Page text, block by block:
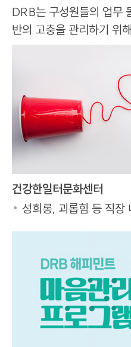
DRB는 구성원들의 업무
반의 고충을 관리하기 위
건강한일터문화센터
성희롱, 괴롭힘 등 직장